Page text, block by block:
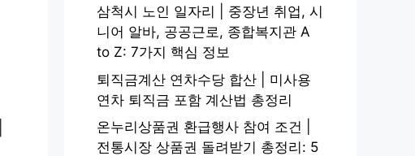
삼척시 노인 일자리 | 중장년 취업, 시
니어 알바, 공공근로, 종합복지관 A
to Z: 7가지 핵심 정보
퇴직금계산 연차수당 합산 | 미사용
연차 퇴직금 포함 계산법 총정리
온누리상품권 환급행사 참여 조건 |
전통시장 상품권 돌려받기 총정리: 5